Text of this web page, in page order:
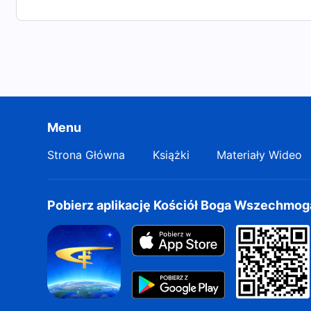
Menu
Strona Główna Książki Materiały Wideo
Pobierz aplikację Kościół Boga